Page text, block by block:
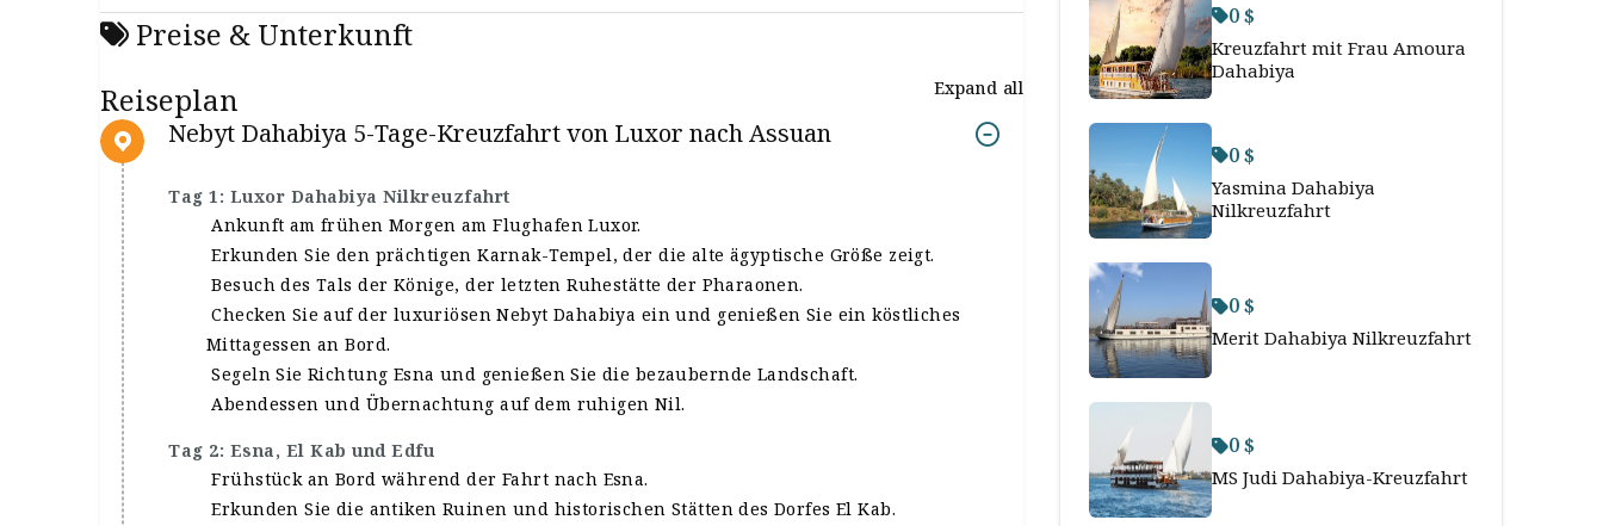
Preise & Unterkunft
Reiseplan
Expand all
Nebyt Dahabiya 5-Tage-Kreuzfahrt von Luxor nach Assuan
Tag 1: Luxor Dahabiya Nilkreuzfahrt
Ankunft am frühen Morgen am Flughafen Luxor.
Erkunden Sie den prächtigen Karnak-Tempel, der die alte ägyptische Größe zeigt.
Besuch des Tals der Könige, der letzten Ruhestätte der Pharaonen.
Checken Sie auf der luxuriösen Nebyt Dahabiya ein und genießen Sie ein köstliches
Mittagessen an Bord.
Segeln Sie Richtung Esna und genießen Sie die bezaubernde Landschaft.
Abendessen und Übernachtung auf dem ruhigen Nil.
Tag 2: Esna, El Kab und Edfu
Frühstück an Bord während der Fahrt nach Esna.
Erkunden Sie die antiken Ruinen und historischen Stätten des Dorfes El Kab.
0 $
Kreuzfahrt mit Frau Amoura
Dahabiya
0 $
Yasmina Dahabiya
Nilkreuzfahrt
0 $
Merit Dahabiya Nilkreuzfahrt
0 $
MS Judi Dahabiya-Kreuzfahrt